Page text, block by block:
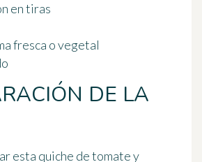
en tiras
fresca o vegetal
DE LA
esta quiche de tomate y